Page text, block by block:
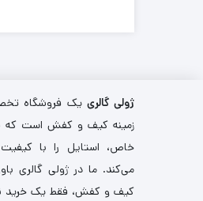
ژولی گالری یک فروشگاه
زمینه کیف و کفش است که با
خاص، استایل را با
می‌کند. ما در ژولی گالری
کیف و کفش، فقط یک خرید